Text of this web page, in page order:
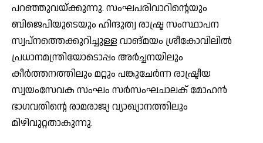
പറഞ്ഞുവയ്ക്കുന്നു. സംഘപരിവാറിന്റെയും
ബിജെപിയുടെയും ഹിന്ദുത്വ രാഷ്ട്ര സംസ്ഥാപന
സ്വപ്‌നത്തെക്കുറിച്ചുള്ള വാങ്മയം ശ്രീകോവിലില്‍
പ്രധാനമന്ത്രിയോടൊപ്പം അര്‍ച്ചനയിലും
കീര്‍ത്തനത്തിലും മറ്റും പങ്കുചേര്‍ന്ന രാഷ്ട്രീയ
സ്വയംസേവക സംഘം സര്‍സംഘചാലക് മോഹന്‍
ഭാഗവതിന്റെ രാമരാജ്യ വ്യാഖ്യാനത്തിലും
മിഴിവുറ്റതാകുന്നു.